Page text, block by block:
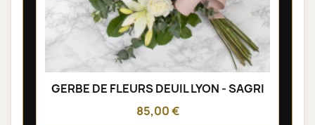
GERBE DE FLEURS DEUIL LYON - SAGRI
85,00 €